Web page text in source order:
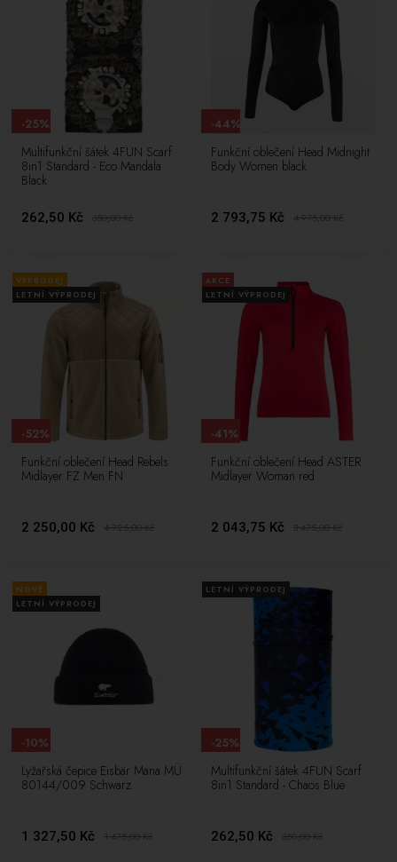
Multifunkční šátek 4FUN Scarf
8in1 Standard - Eco Mandala
Black
262,50 Kč 350,00Kč
-25%
Funkční oblečení Head Midnight
Body Women black
2 793,75 Kč 4 975,00Kč
-44%
VÝPRODEJ
LETNÍ VÝPRODEJ
Funkční oblečení Head Rebels
Midlayer FZ Men FN
2 250,00 Kč 4 725,00Kč
-52%
AKCE
LETNÍ VÝPRODEJ
Funkční oblečení Head ASTER
Midlayer Woman red
2 043,75 Kč 3 475,00Kč
-41%
NOVÉ
LETNÍ VÝPRODEJ
Lyžařská čepice Eisbär Mana MÜ
80144/009 Schwarz
1 327,50 Kč 1 475,00Kč
-10%
LETNÍ VÝPRODEJ
Multifunkční šátek 4FUN Scarf
8in1 Standard - Chaos Blue
262,50 Kč 350,00Kč
-25%